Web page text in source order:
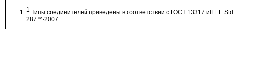
1 Типы соединителей приведены в соответствии с ГОСТ 13317 иIEEE Std
287™-2007